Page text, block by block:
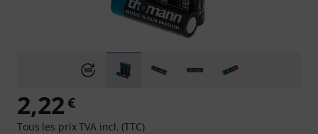
2,22€
Tous les prix TVA incl. (TTC)